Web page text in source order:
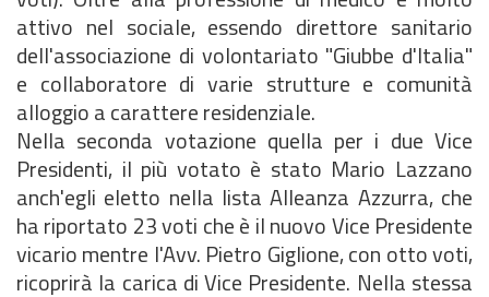
attivo nel sociale, essendo direttore sanitario
dell'associazione di volontariato "Giubbe d'Italia"
e collaboratore di varie strutture e comunità
alloggio a carattere residenziale.
Nella seconda votazione quella per i due Vice
Presidenti, il più votato è stato Mario Lazzano
anch'egli eletto nella lista Alleanza Azzurra, che
ha riportato 23 voti che è il nuovo Vice Presidente
vicario mentre l'Avv. Pietro Giglione, con otto voti,
ricoprirà la carica di Vice Presidente. Nella stessa